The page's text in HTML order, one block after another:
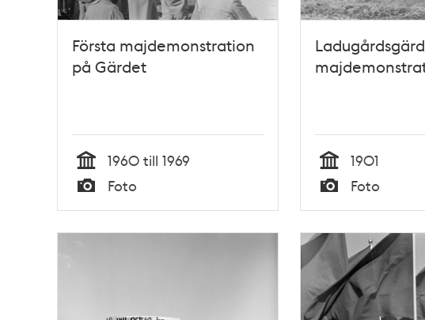
Första majdemonstration
på Gärdet
Tid
1960 till 1969
Typ
Foto Tid
1901
Typ
Foto